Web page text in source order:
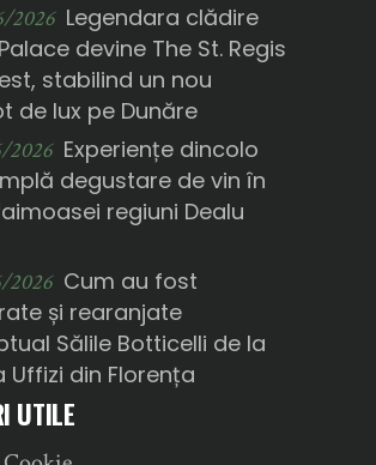
2026 Legendara clădire
devine The St. Regis
stabilind un nou
de lux pe Dunăre
2026 Experiențe dincolo
degustare de vin în
regiuni Dealu
2026 Cum au fost
și rearanjate
Sălile Botticelli de la
Uffizi din Florența
UTILE